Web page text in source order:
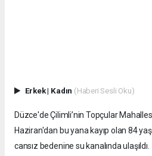
Erkek| Kadın (Haberi Sesli Oku)
Düzce'de Çilimli’nin Topçular
Haziran'dan bu yana kayıp olan 84
cansız bedenine su kanalında ulaşıldı.